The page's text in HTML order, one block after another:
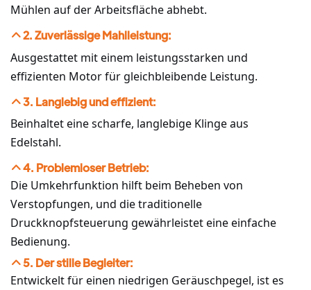
Mühlen auf der Arbeitsfläche abhebt.
2. Zuverlässige Mahlleistung:
Ausgestattet mit einem leistungsstarken und
effizienten Motor für gleichbleibende Leistung.
3. Langlebig und effizient:
Beinhaltet eine scharfe, langlebige Klinge aus
Edelstahl.
4. Problemloser Betrieb:
Die Umkehrfunktion hilft beim Beheben von
Verstopfungen, und die traditionelle
Druckknopfsteuerung gewährleistet eine einfache
Bedienung.
5. Der stille Begleiter:
Entwickelt für einen niedrigen Geräuschpegel, ist es